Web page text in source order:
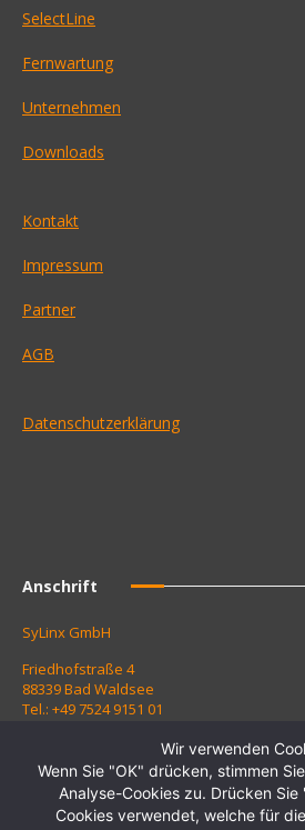
SelectLine
Fernwartung
Unternehmen
Downloads
Kontakt
Impressum
Partner
AGB
Datenschutzerklärung
Anschrift
SyLinx GmbH
Friedhofstraße 4
88339 Bad Waldsee
Tel.: +49 7524 9151 01
Kontaktieren Sie uns:
Zur Kontaktanfrage
Wir verwenden
Wenn Sie "OK" drücken, stimmen
Analyse-Cookies zu. Drücken
Cookies verwendet, welche für